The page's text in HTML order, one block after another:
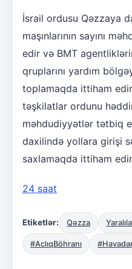
İsrail ordusu Qəzzaya
maşınlarının sayını
edir və BMT
qruplarını yardım
toplamaqda ittiham
təşkilatlar ordunu
məhdudiyyətlər tətbiq
daxilində yollara girişi
saxlamaqda ittiham
24 saat
Etiketlər: Qəzza
#AclıqBöhranı